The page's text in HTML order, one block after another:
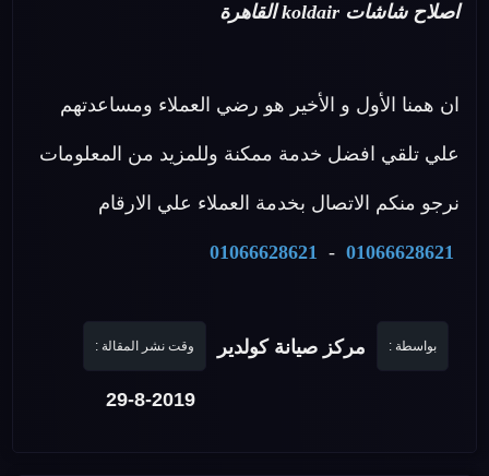
اصلاح شاشات koldair القاهرة
ان همنا الأول و الأخير هو رضي العملاء ومساعدتهم
علي تلقي افضل خدمة ممكنة وللمزيد من المعلومات
نرجو منكم الاتصال بخدمة العملاء علي الارقام
01066628621
-
01066628621
بواسطة : مركز صيانة كولدير وقت نشر المقالة :
29-8-2019